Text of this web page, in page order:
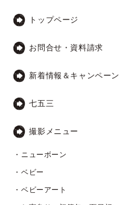
トップページ
お問合せ・資料請求
新着情報＆キャンペーン
七五三
撮影メニュー
・ニューボーン
・ベビー
・ベビーアート